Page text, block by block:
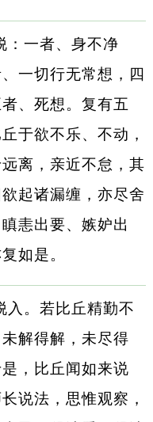
：一者、身不净
一切行无常想，四
、死想。复有五
于欲不乐、不动，
离，亲近不怠，其
起诸漏缠，亦尽舍
恚出要、嫉妒出
如是。
入。若比丘精勤不
解得解，未尽得
，比丘闻如来说
说法，思惟观察，